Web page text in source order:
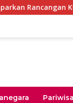
KUA-PPAS